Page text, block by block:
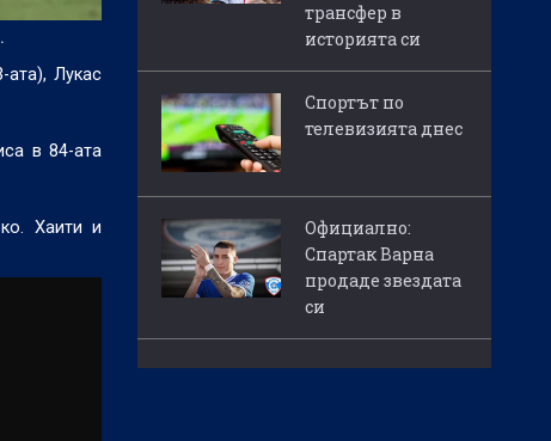
ата), Лукас
в 84-ата
Хаити и
трансфер в
историята си
Спортът по
телевизията днес
Официално:
Спартак Варна
продаде звездата
си